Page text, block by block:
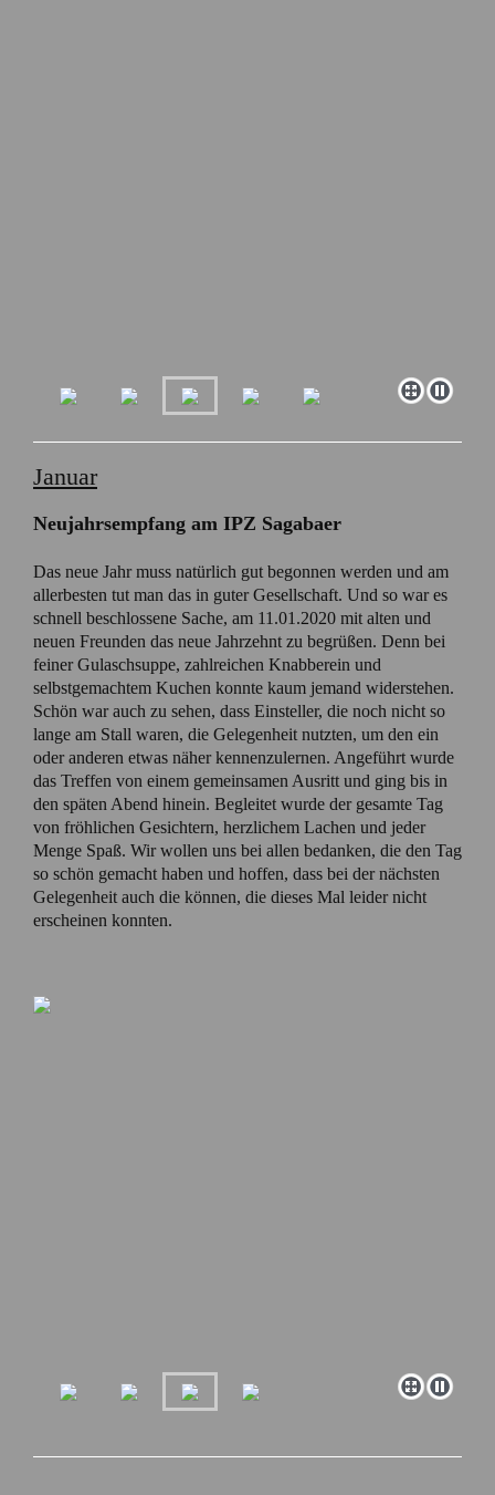
Januar
Neujahrsempfang am IPZ Sagabaer
Das neue Jahr muss natürlich gut begonnen werden und am
allerbesten tut man das in guter Gesellschaft. Und so war es
schnell beschlossene Sache, am 11.01.2020 mit alten und
neuen Freunden das neue Jahrzehnt zu begrüßen. Denn bei
feiner Gulaschsuppe, zahlreichen Knabberein und
selbstgemachtem Kuchen konnte kaum jemand widerstehen.
Schön war auch zu sehen, dass Einsteller, die noch nicht so
lange am Stall waren, die Gelegenheit nutzten, um den ein
oder anderen etwas näher kennenzulernen. Angeführt wurde
das Treffen von einem gemeinsamen Ausritt und ging bis in
den späten Abend hinein. Begleitet wurde der gesamte Tag
von fröhlichen Gesichtern, herzlichem Lachen und jeder
Menge Spaß. Wir wollen uns bei allen bedanken, die den Tag
so schön gemacht haben und hoffen, dass bei der nächsten
Gelegenheit auch die können, die dieses Mal leider nicht
erscheinen konnten.